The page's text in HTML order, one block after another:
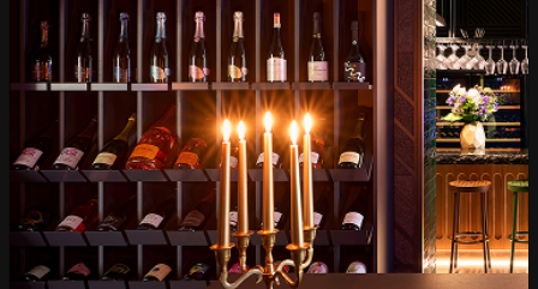
Над 1300 вина от цял
Физически магазини и
събития
Бърза доставка за
Лоялна програма и